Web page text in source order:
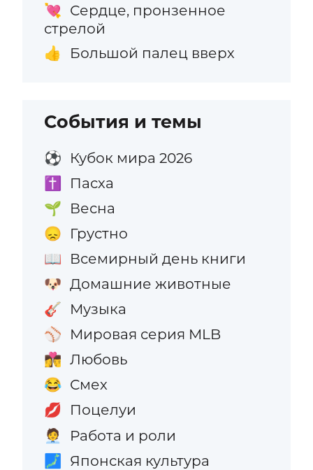
💘 Сердце, пронзенное
стрелой
👍 Большой палец вверх
События и темы
⚽ Кубок мира 2026
✝️ Пасха
🌱 Весна
😞 Грустно
📖 Всемирный день книги
🐶 Домашние животные
🎸 Музыка
⚾ Мировая серия MLB
👩‍❤️‍💋‍👨 Любовь
😂 Смех
💋 Поцелуи
🧑‍💼 Работа и роли
🗾 Японская культура